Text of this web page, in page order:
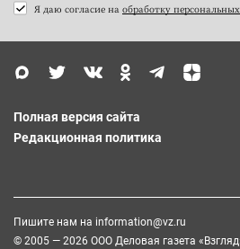
Я даю согласие на обработку
Полная версия сайта
Редакционная политика
Пишите нам на information@vz.ru
© 2005 — 2026 ООО Деловая газета